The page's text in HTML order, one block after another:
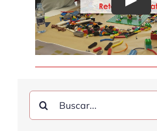
Play
Buscar: